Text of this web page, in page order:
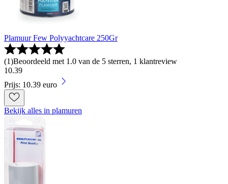
Plamuur Few Polyyachtcare 250Gr
(1)Beoordeeld met 1.0 van de 5 sterren, 1 klantreview
10.39
Prijs: 10.39 euro
Bekijk alles in plamuren